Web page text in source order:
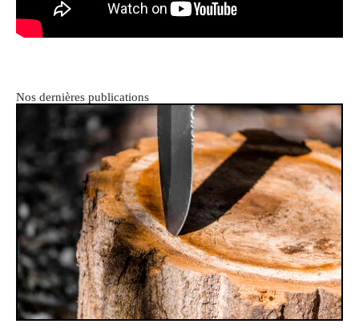
Nos dernières publications